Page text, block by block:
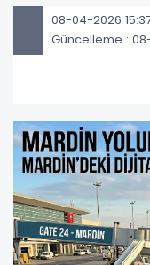
08-04-2026
Güncelleme :